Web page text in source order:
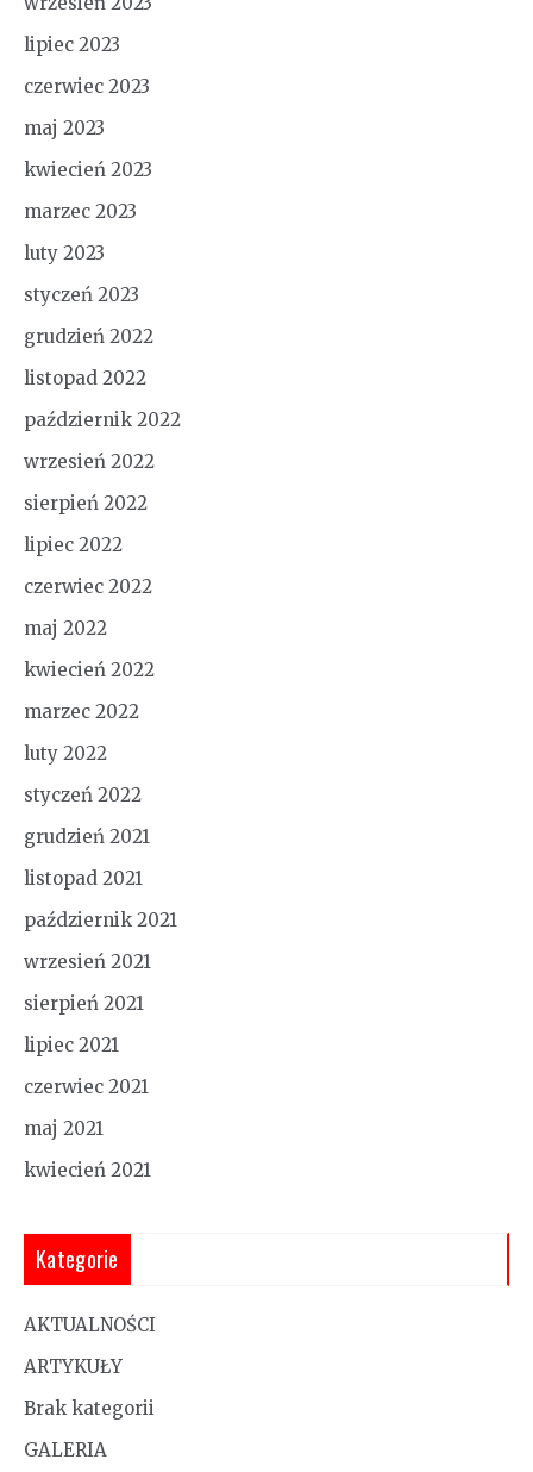
lipiec 2023
czerwiec 2023
maj 2023
kwiecień 2023
marzec 2023
luty 2023
styczeń 2023
grudzień 2022
listopad 2022
październik 2022
wrzesień 2022
sierpień 2022
lipiec 2022
czerwiec 2022
maj 2022
kwiecień 2022
marzec 2022
luty 2022
styczeń 2022
grudzień 2021
listopad 2021
październik 2021
wrzesień 2021
sierpień 2021
lipiec 2021
czerwiec 2021
maj 2021
kwiecień 2021
Kategorie
AKTUALNOŚCI
ARTYKUŁY
Brak kategorii
GALERIA